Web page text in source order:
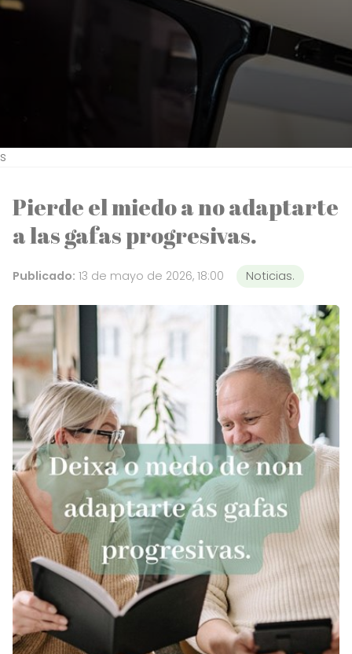
s
Pierde el miedo a no adaptarte
a las gafas progresivas.
Publicado: 13 de mayo de 2026, 18:00 Noticias.